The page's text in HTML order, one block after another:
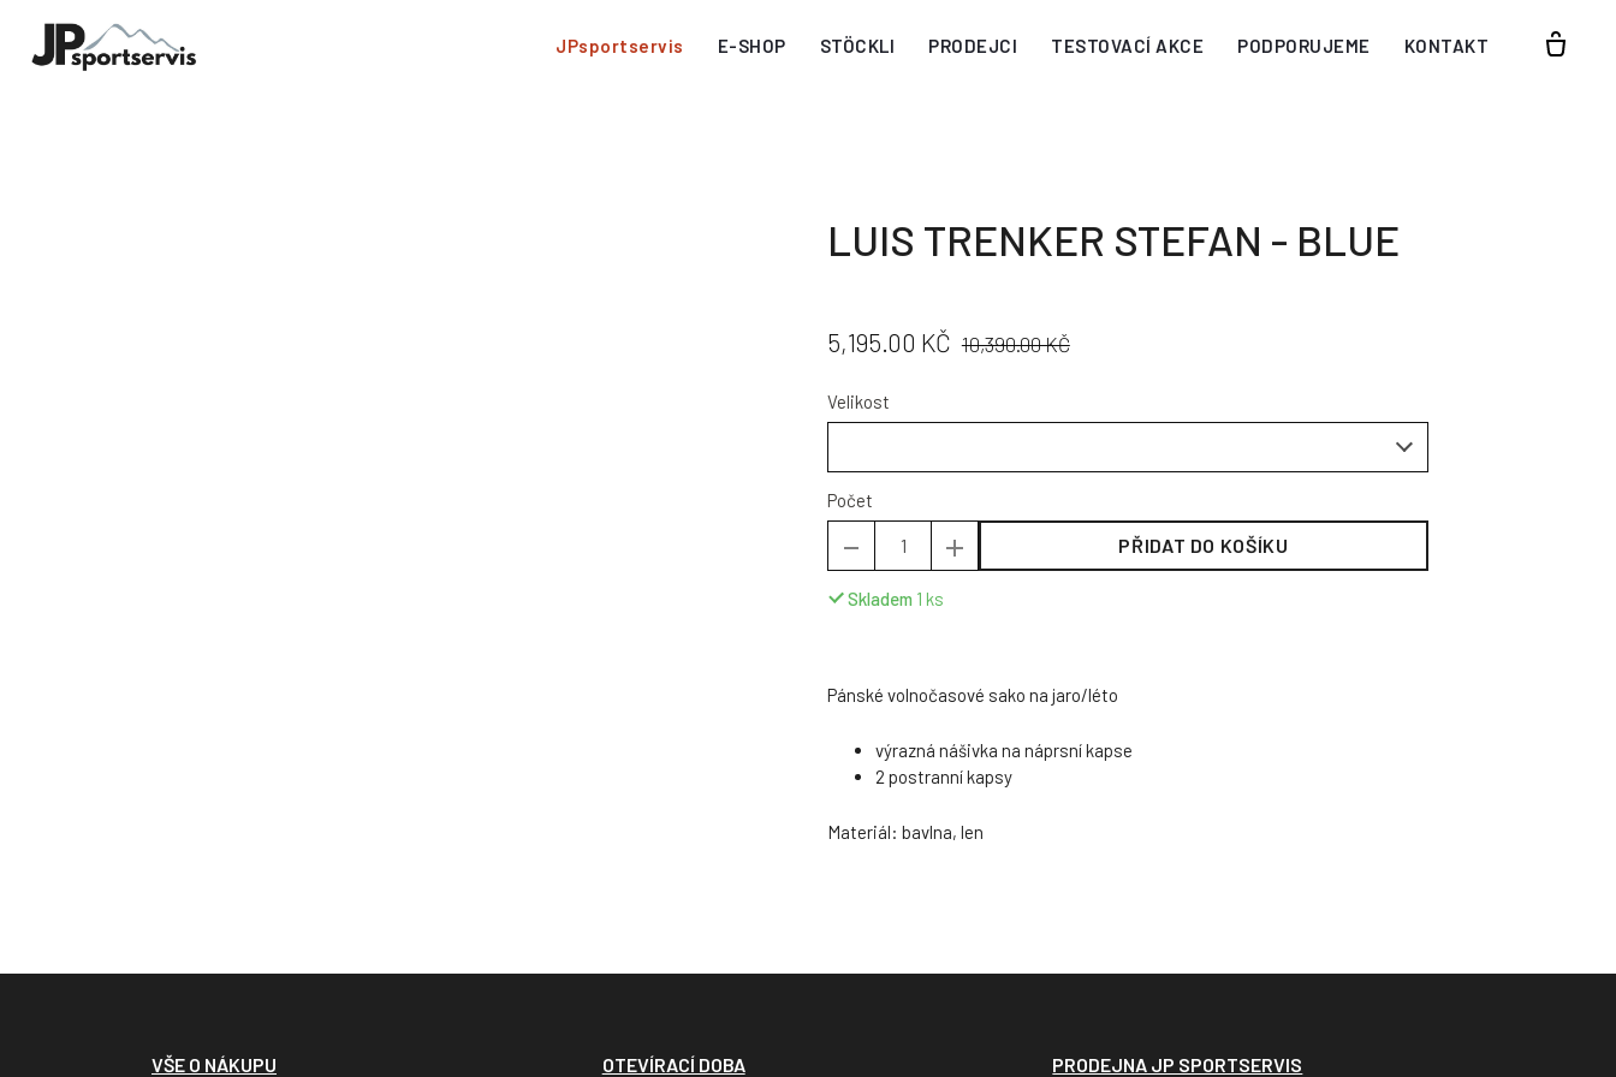
JPsportservis E-SHOP STÖCKLI PRODEJCI TESTOVACÍ AKCE PODPORUJEME KONTAKT
LUIS TRENKER STEFAN - BLUE
CENA:
5,195.00 KČ PŮVODNÍ
CENA:
10,390.00 KČ
Velikost
Počet
PŘIDAT DO KOŠÍKU
Skladem 1 ks
Pánské volnočasové sako na jaro/léto
výrazná nášivka na náprsní kapse
2 postranní kapsy
Materiál: bavlna, len
VŠE O NÁKUPU OTEVÍRACÍ DOBA PRODEJNA JP SPORTSERVIS